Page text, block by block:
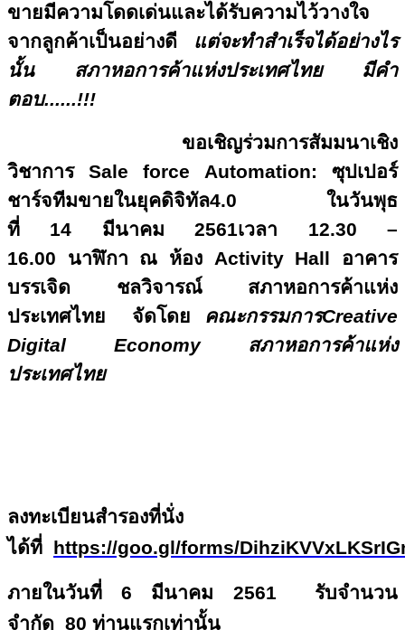
ขายมีความโดดเด่นและได้รับความไว้วางใจ
จากลูกค้าเป็นอย่างดี แต่จะทำสำเร็จได้อย่างไร
นั้น สภาหอการค้าแห่งประเทศไทย มีคำ
ตอบ......!!!
ขอเชิญร่วมการสัมมนาเชิง
วิชาการ Sale force Automation: ซุปเปอร์
ชาร์จทีมขายในยุคดิจิทัล4.0 ในวันพุธ
ที่ 14 มีนาคม 2561เวลา 12.30 –
16.00 นาฬิกา ณ ห้อง Activity Hall อาคาร
บรรเจิด ชลวิจารณ์ สภาหอการค้าแห่ง
ประเทศไทย จัดโดย คณะกรรมการCreative
Digital Economy สภาหอการค้าแห่ง
ประเทศไทย
ลงทะเบียนสำรองที่นั่ง
ได้ที่ https://goo.gl/forms/
ภายในวันที่ 6 มีนาคม 2561 รับจำนวน
จำกัด 80 ท่านแรกเท่านั้น